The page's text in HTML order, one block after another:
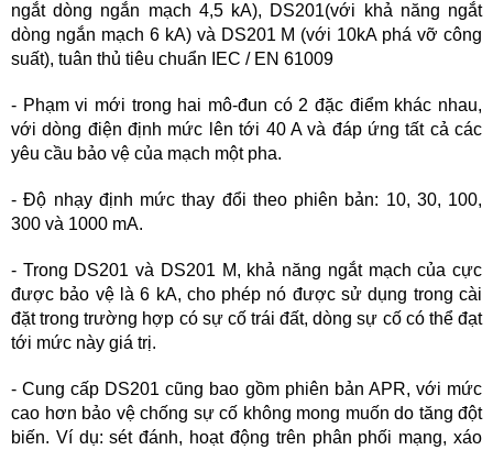
ngắt dòng ngắn mạch 4,5 kA), DS201(với khả năng ngắt
dòng ngắn mạch 6 kA) và DS201 M (với 10kA phá vỡ công
suất), tuân thủ tiêu chuẩn IEC / EN 61009
- Phạm vi mới trong hai mô-đun có 2 đặc điểm khác nhau,
với dòng điện định mức lên tới 40 A và đáp ứng tất cả các
yêu cầu bảo vệ của mạch một pha.
- Độ nhạy định mức thay đổi theo phiên bản: 10, 30, 100,
300 và 1000 mA.
- Trong DS201 và DS201 M, khả năng ngắt mạch của cực
được bảo vệ là 6 kA, cho phép nó được sử dụng trong cài
đặt trong trường hợp có sự cố trái đất, dòng sự cố có thể đạt
tới mức này giá trị.
- Cung cấp DS201 cũng bao gồm phiên bản APR, với mức
cao hơn bảo vệ chống sự cố không mong muốn do tăng đột
biến. Ví dụ: sét đánh, hoạt động trên phân phối mạng, xáo